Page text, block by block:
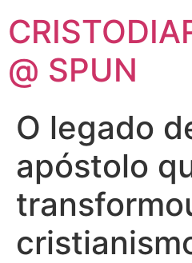
@ SPUN
O legado
apóstolo